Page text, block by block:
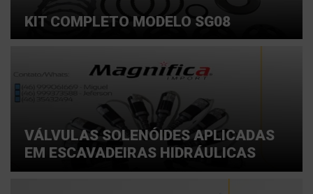
KIT COMPLETO MODELO SG08
VÁLVULAS SOLENÓIDES APLICADAS
EM ESCAVADEIRAS HIDRÁULICAS